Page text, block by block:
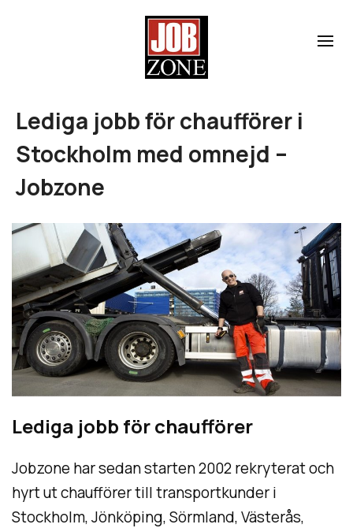
Lediga jobb för chaufförer i
Stockholm med omnejd –
Jobzone
Lediga jobb för chaufförer
Jobzone har sedan starten 2002 rekryterat och
hyrt ut chaufförer till transportkunder i
Stockholm, Jönköping, Sörmland, Västerås,